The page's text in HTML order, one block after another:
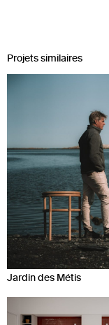
Projets similaires
Jardin des Métis